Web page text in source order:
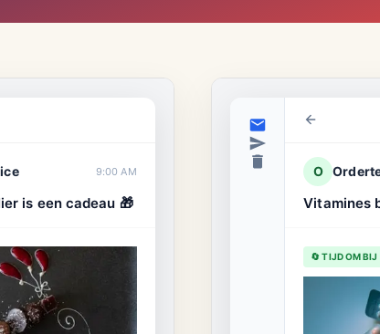
9:00 AM
is een cadeau 🎁
O
Vitamines
🔄 TIJD OM BIJ